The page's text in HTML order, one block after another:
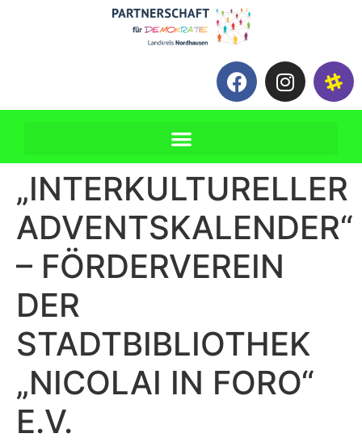
„INTERKULTURELLER
ADVENTSKALENDER“
– FÖRDERVEREIN
DER
STADTBIBLIOTHEK
„NICOLAI IN FORO“
E.V.